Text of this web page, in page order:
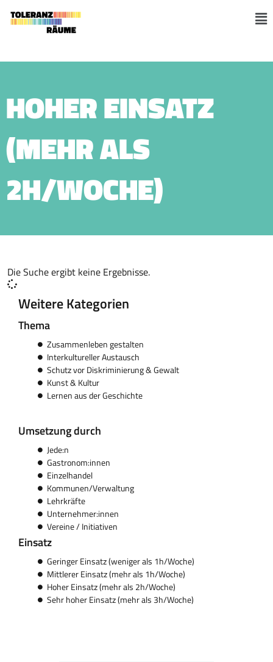
content
HOHER EINSATZ
(MEHR ALS
2H/WOCHE)
Die Suche ergibt keine Ergebnisse.
Weitere Kategorien
Thema
Zusammenleben gestalten
Interkultureller Austausch
Schutz vor Diskriminierung & Gewalt
Kunst & Kultur
Lernen aus der Geschichte
Umsetzung durch
Jede:n
Gastronom:innen
Einzelhandel
Kommunen/Verwaltung
Lehrkräfte
Unternehmer:innen
Vereine / Initiativen
Einsatz
Geringer Einsatz (weniger als 1h/Woche)
Mittlerer Einsatz (mehr als 1h/Woche)
Hoher Einsatz (mehr als 2h/Woche)
Sehr hoher Einsatz (mehr als 3h/Woche)